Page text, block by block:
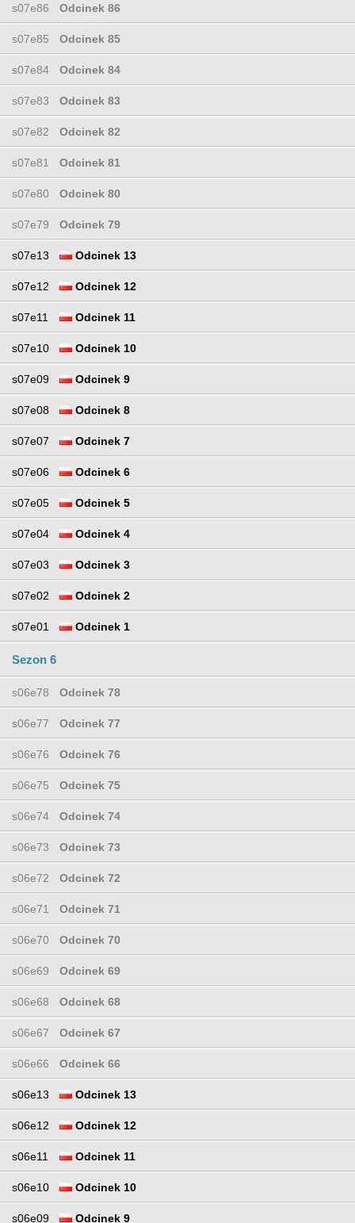
s07e86 Odcinek 86
s07e85 Odcinek 85
s07e84 Odcinek 84
s07e83 Odcinek 83
s07e82 Odcinek 82
s07e81 Odcinek 81
s07e80 Odcinek 80
s07e79 Odcinek 79
s07e13 Odcinek 13
s07e12 Odcinek 12
s07e11 Odcinek 11
s07e10 Odcinek 10
s07e09 Odcinek 9
s07e08 Odcinek 8
s07e07 Odcinek 7
s07e06 Odcinek 6
s07e05 Odcinek 5
s07e04 Odcinek 4
s07e03 Odcinek 3
s07e02 Odcinek 2
s07e01 Odcinek 1
Sezon 6
s06e78 Odcinek 78
s06e77 Odcinek 77
s06e76 Odcinek 76
s06e75 Odcinek 75
s06e74 Odcinek 74
s06e73 Odcinek 73
s06e72 Odcinek 72
s06e71 Odcinek 71
s06e70 Odcinek 70
s06e69 Odcinek 69
s06e68 Odcinek 68
s06e67 Odcinek 67
s06e66 Odcinek 66
s06e13 Odcinek 13
s06e12 Odcinek 12
s06e11 Odcinek 11
s06e10 Odcinek 10
s06e09 Odcinek 9